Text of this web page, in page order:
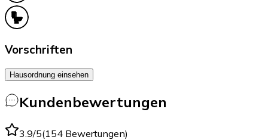
Vorschriften
Hausordnung einsehen
Kundenbewertungen
3.9/5(154 Bewertungen)